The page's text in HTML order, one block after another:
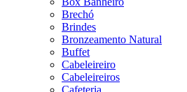
Brechó
Brindes
Bronzeamento Natural
Buffet
Cabeleireiro
Cabeleireiros
Cafeteria